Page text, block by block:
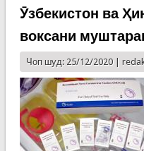
Ӯзбекистон ва
воксани
Чоп шуд: 25/12/2020 |